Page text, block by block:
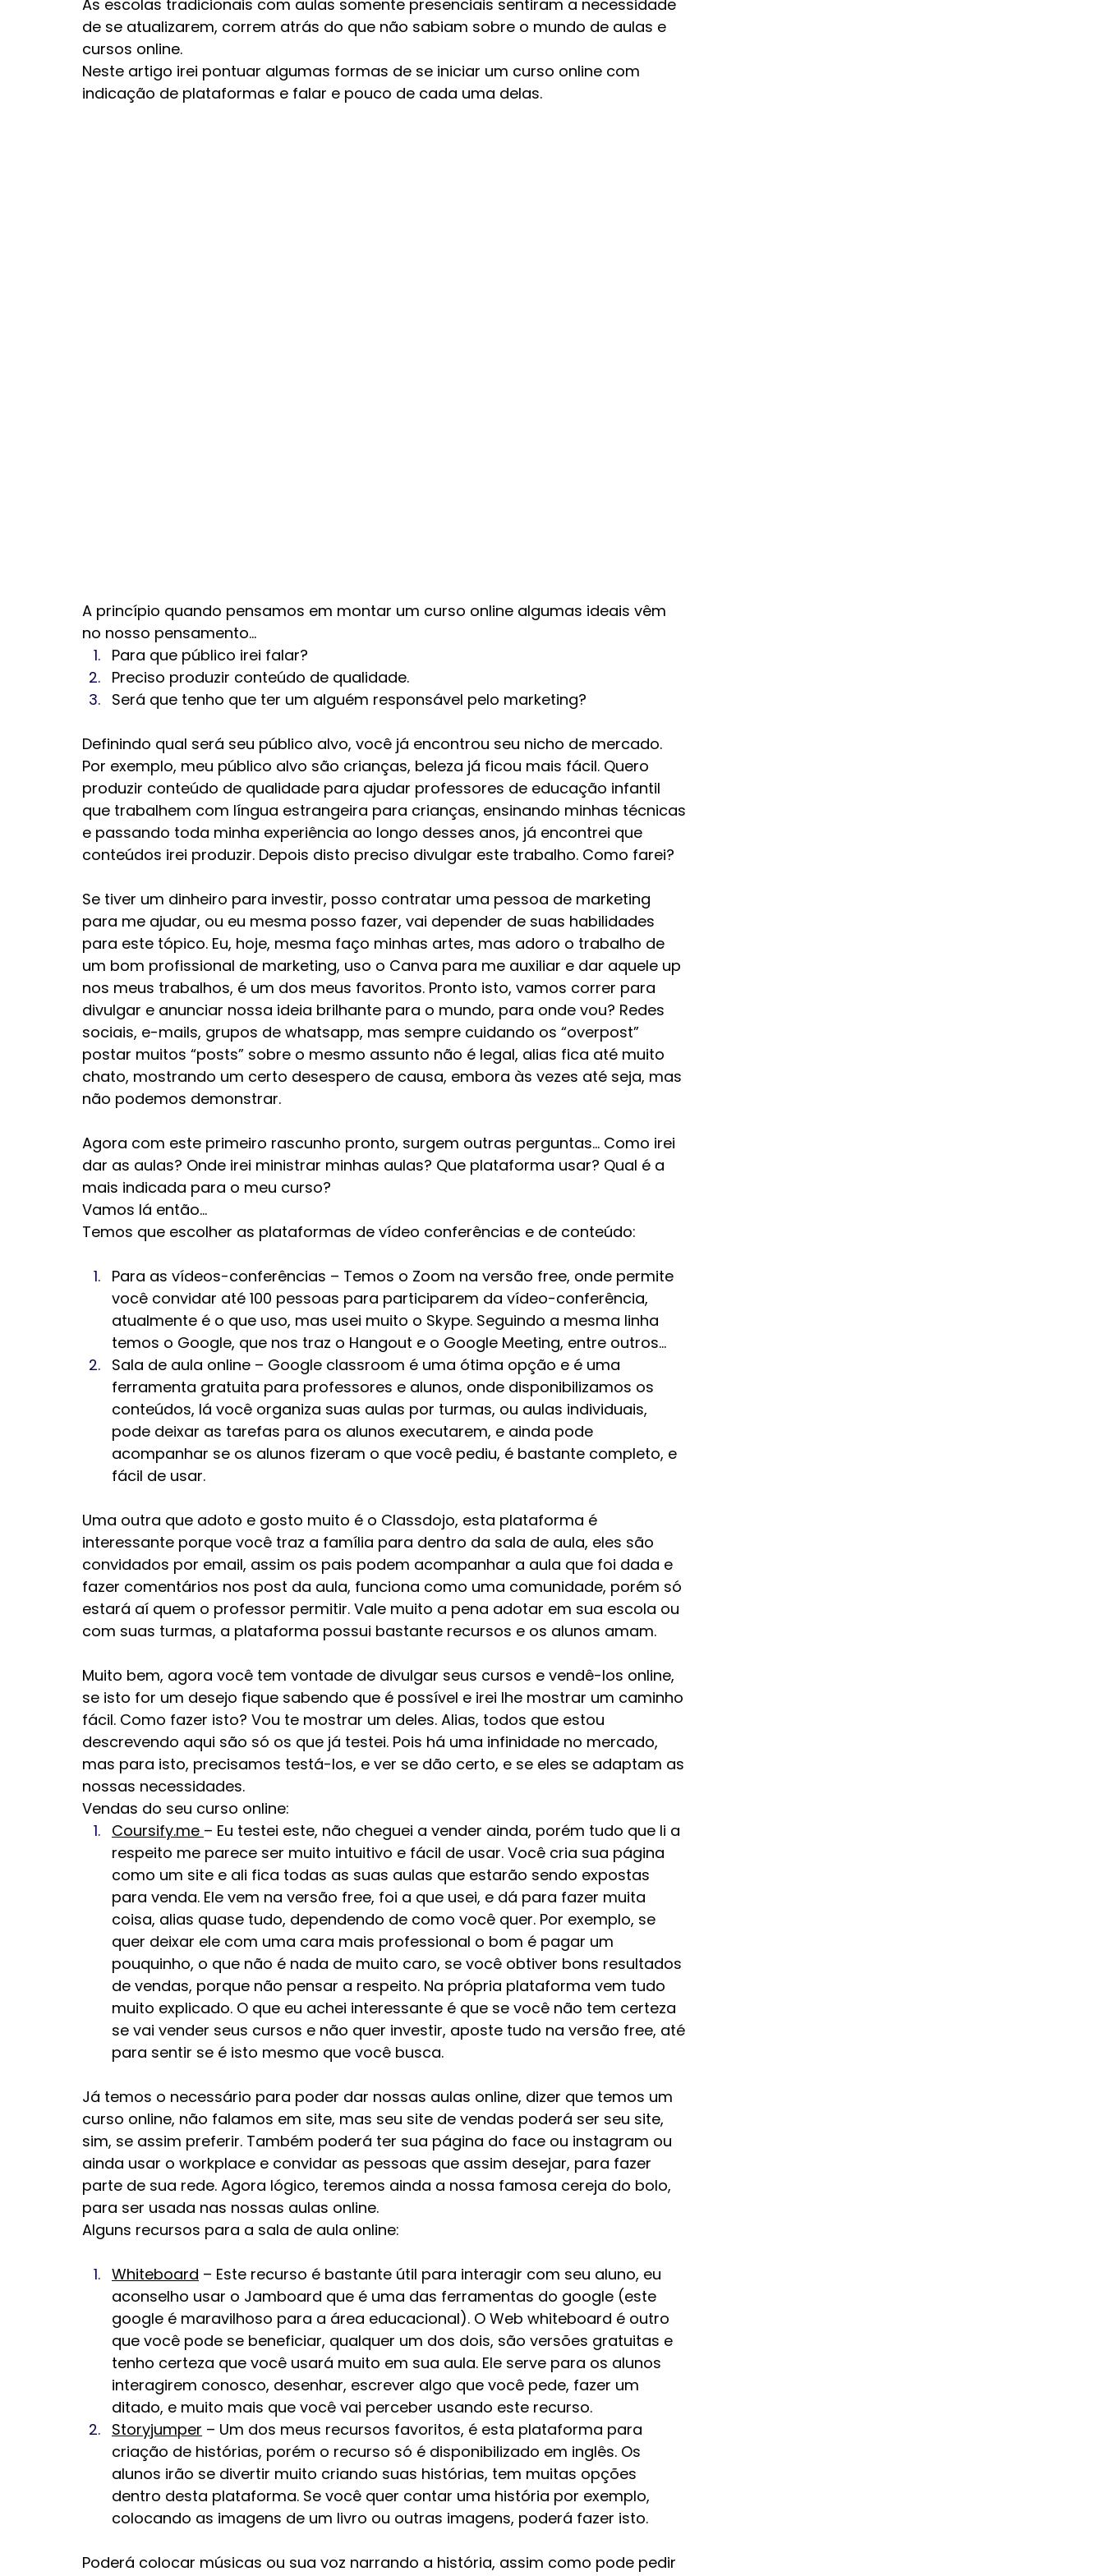
As escolas tradicionais com aulas somente presenciais sentiram a necessidade
de se atualizarem, correm atrás do que não sabiam sobre o mundo de aulas e
cursos online.
Neste artigo irei pontuar algumas formas de se iniciar um curso online com
indicação de plataformas e falar e pouco de cada uma delas.
A princípio quando pensamos em montar um curso online algumas ideais vêm
no nosso pensamento...
Para que público irei falar?
Preciso produzir conteúdo de qualidade.
Será que tenho que ter um alguém responsável pelo marketing?
Definindo qual será seu público alvo, você já encontrou seu nicho de mercado.
Por exemplo, meu público alvo são crianças, beleza já ficou mais fácil. Quero
produzir conteúdo de qualidade para ajudar professores de educação infantil
que trabalhem com língua estrangeira para crianças, ensinando minhas técnicas
e passando toda minha experiência ao longo desses anos, já encontrei que
conteúdos irei produzir. Depois disto preciso divulgar este trabalho. Como farei?
Se tiver um dinheiro para investir, posso contratar uma pessoa de marketing
para me ajudar, ou eu mesma posso fazer, vai depender de suas habilidades
para este tópico. Eu, hoje, mesma faço minhas artes, mas adoro o trabalho de
um bom profissional de marketing, uso o Canva para me auxiliar e dar aquele up
nos meus trabalhos, é um dos meus favoritos. Pronto isto, vamos correr para
divulgar e anunciar nossa ideia brilhante para o mundo, para onde vou? Redes
sociais, e-mails, grupos de whatsapp, mas sempre cuidando os “overpost”
postar muitos “posts” sobre o mesmo assunto não é legal, alias fica até muito
chato, mostrando um certo desespero de causa, embora às vezes até seja, mas
não podemos demonstrar.
Agora com este primeiro rascunho pronto, surgem outras perguntas... Como irei
dar as aulas? Onde irei ministrar minhas aulas? Que plataforma usar? Qual é a
mais indicada para o meu curso?
Vamos lá então...
Temos que escolher as plataformas de vídeo conferências e de conteúdo:
Para as vídeos-conferências – Temos o Zoom na versão free, onde permite
você convidar até 100 pessoas para participarem da vídeo-conferência,
atualmente é o que uso, mas usei muito o Skype. Seguindo a mesma linha
temos o Google, que nos traz o Hangout e o Google Meeting, entre outros...
Sala de aula online – Google classroom é uma ótima opção e é uma
ferramenta gratuita para professores e alunos, onde disponibilizamos os
conteúdos, lá você organiza suas aulas por turmas, ou aulas individuais,
pode deixar as tarefas para os alunos executarem, e ainda pode
acompanhar se os alunos fizeram o que você pediu, é bastante completo, e
fácil de usar.
Uma outra que adoto e gosto muito é o Classdojo, esta plataforma é
interessante porque você traz a família para dentro da sala de aula, eles são
convidados por email, assim os pais podem acompanhar a aula que foi dada e
fazer comentários nos post da aula, funciona como uma comunidade, porém só
estará aí quem o professor permitir. Vale muito a pena adotar em sua escola ou
com suas turmas, a plataforma possui bastante recursos e os alunos amam.
Muito bem, agora você tem vontade de divulgar seus cursos e vendê-los online,
se isto for um desejo fique sabendo que é possível e irei lhe mostrar um caminho
fácil. Como fazer isto? Vou te mostrar um deles. Alias, todos que estou
descrevendo aqui são só os que já testei. Pois há uma infinidade no mercado,
mas para isto, precisamos testá-los, e ver se dão certo, e se eles se adaptam as
nossas necessidades.
Vendas do seu curso online:
Coursify.me – Eu testei este, não cheguei a vender ainda, porém tudo que li a
respeito me parece ser muito intuitivo e fácil de usar. Você cria sua página
como um site e ali fica todas as suas aulas que estarão sendo expostas
para venda. Ele vem na versão free, foi a que usei, e dá para fazer muita
coisa, alias quase tudo, dependendo de como você quer. Por exemplo, se
quer deixar ele com uma cara mais professional o bom é pagar um
pouquinho, o que não é nada de muito caro, se você obtiver bons resultados
de vendas, porque não pensar a respeito. Na própria plataforma vem tudo
muito explicado. O que eu achei interessante é que se você não tem certeza
se vai vender seus cursos e não quer investir, aposte tudo na versão free, até
para sentir se é isto mesmo que você busca.
Já temos o necessário para poder dar nossas aulas online, dizer que temos um
curso online, não falamos em site, mas seu site de vendas poderá ser seu site,
sim, se assim preferir. Também poderá ter sua página do face ou instagram ou
ainda usar o workplace e convidar as pessoas que assim desejar, para fazer
parte de sua rede. Agora lógico, teremos ainda a nossa famosa cereja do bolo,
para ser usada nas nossas aulas online.
Alguns recursos para a sala de aula online:
Whiteboard – Este recurso é bastante útil para interagir com seu aluno, eu
aconselho usar o Jamboard que é uma das ferramentas do google (este
google é maravilhoso para a área educacional). O Web whiteboard é outro
que você pode se beneficiar, qualquer um dos dois, são versões gratuitas e
tenho certeza que você usará muito em sua aula. Ele serve para os alunos
interagirem conosco, desenhar, escrever algo que você pede, fazer um
ditado, e muito mais que você vai perceber usando este recurso.
Storyjumper – Um dos meus recursos favoritos, é esta plataforma para
criação de histórias, porém o recurso só é disponibilizado em inglês. Os
alunos irão se divertir muito criando suas histórias, tem muitas opções
dentro desta plataforma. Se você quer contar uma história por exemplo,
colocando as imagens de um livro ou outras imagens, poderá fazer isto.
Poderá colocar músicas ou sua voz narrando a história, assim como pode pedir